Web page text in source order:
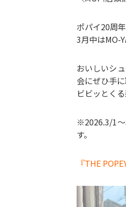
ポパイ20周
3月中はMO-
おいしいシ
会にぜひ手
ビビッとく
※2026.3/1〜
す。
『THE